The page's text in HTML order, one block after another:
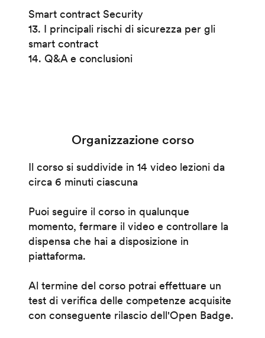
Smart contract Security
13. I principali rischi di sicurezza per gli
smart contract
14. Q&A e conclusioni
Organizzazione corso
Il corso si suddivide in 14 video lezioni da
circa 6 minuti ciascuna
Puoi seguire il corso in qualunque
momento, fermare il video e controllare la
dispensa che hai a disposizione in
piattaforma.
Al termine del corso potrai effettuare un
test di verifica delle competenze acquisite
con conseguente rilascio dell'Open Badge.